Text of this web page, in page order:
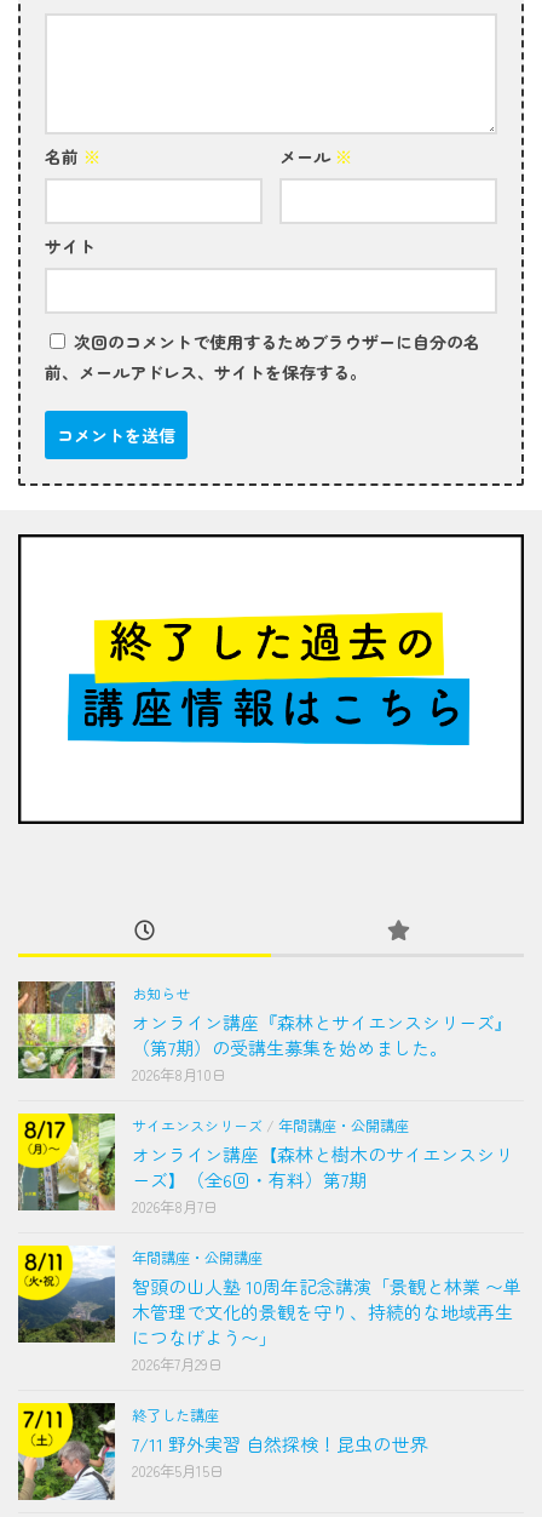
名前 ※ メール ※
サイト
次回のコメントで使用するためブラウザーに自分の名
前、メールアドレス、サイトを保存する。
お知らせ
オンライン講座『森林とサイエンスシリーズ』
（第7期）の受講生募集を始めました。
2026年8月10日
サイエンスシリーズ / 年間講座・公開講座
オンライン講座【森林と樹木のサイエンスシリ
ーズ】（全6回・有料）第7期
2026年8月7日
年間講座・公開講座
智頭の山人塾 10周年記念講演「景観と林業 〜単
木管理で文化的景観を守り、持続的な地域再生
につなげよう〜」
2026年7月29日
終了した講座
7/11 野外実習 自然探検！昆虫の世界
2026年5月15日